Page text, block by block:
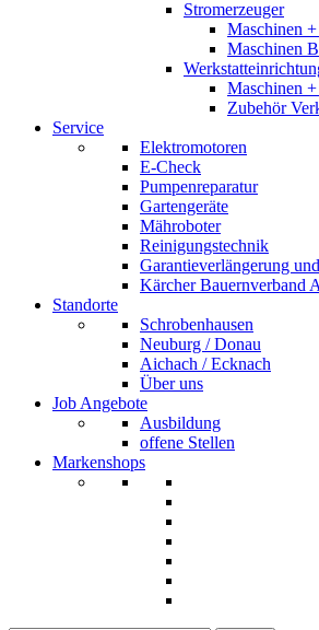
Stromerzeuger
Maschinen
Maschinen
Maschinen
Zubehör
Service
Elektromotoren
E-Check
Pumpenreparatur
Gartengeräte
Mähroboter
Reinigungstechnik
Garantieverlängerung
Kärcher Bauernverband
Standorte
Schrobenhausen
Neuburg / Donau
Aichach / Ecknach
Über uns
Job Angebote
Ausbildung
offene Stellen
Markenshops